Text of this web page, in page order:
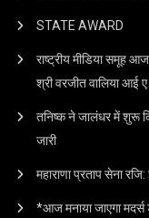
STATE AWARD
राष्ट्रीय मीडिया समूह
श्री वरजीत वालिया आई
तनिष्क ने जालंधर में शुरू
जारी
महाराणा प्रताप सेना
*आज मनाया जाएगा